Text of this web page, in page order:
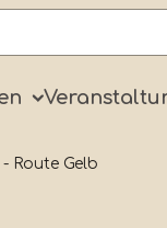
Route Gelb